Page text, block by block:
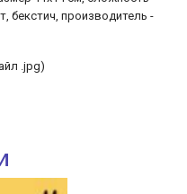
бекстич, производитель -
.jpg)